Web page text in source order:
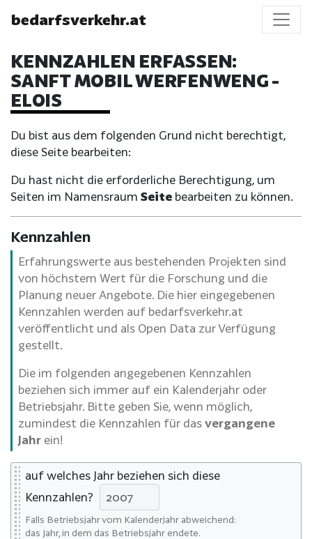
bedarfsverkehr.at
KENNZAHLEN ERFASSEN:
SANFT MOBIL WERFENWENG -
ELOIS
Du bist aus dem folgenden Grund nicht berechtigt,
diese Seite bearbeiten:
Du hast nicht die erforderliche Berechtigung, um
Seiten im Namensraum Seite bearbeiten zu können.
Kennzahlen
Erfahrungswerte aus bestehenden Projekten sind
von höchstem Wert für die Forschung und die
Planung neuer Angebote. Die hier eingegebenen
Kennzahlen werden auf bedarfsverkehr.at
veröffentlicht und als Open Data zur Verfügung
gestellt.
Die im folgenden angegebenen Kennzahlen
beziehen sich immer auf ein Kalenderjahr oder
Betriebsjahr. Bitte geben Sie, wenn möglich,
zumindest die Kennzahlen für das vergangene
Jahr ein!
auf welches Jahr beziehen sich diese
Kennzahlen?
Falls Betriebsjahr vom Kalenderjahr abweichend:
das Jahr, in dem das Betriebsjahr endete.